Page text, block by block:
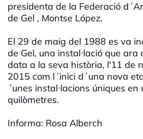
presidenta de la Federació
de Gel , Montse López.
El 29 de maig del 1988 es va
de Gel, una instal·lació que
data a la seva història, l'11 de
2015 com l´inici d´una nova
´unes instal·lacions úniques
quilòmetres.
Informa: Rosa Alberch